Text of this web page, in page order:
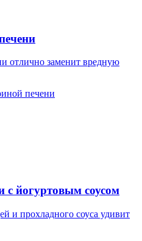
отлично заменит вредную
с йогуртовым соусом
и прохладного соуса удивит